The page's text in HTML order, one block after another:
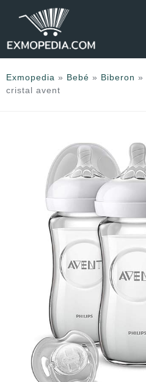
Exmopedia » Bebé » Biberon »
cristal avent